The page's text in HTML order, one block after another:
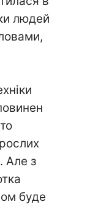
людей
Але з
буде